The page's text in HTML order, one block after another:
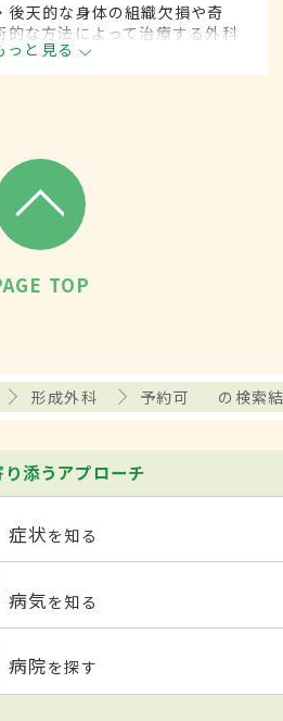
後天的な身体の組織欠損や奇
的な方法によって治療する外科
っと見る
TOP
形成外科 予約可 の検索
添うアプローチ
症状を知る
病気を知る
病院を探す